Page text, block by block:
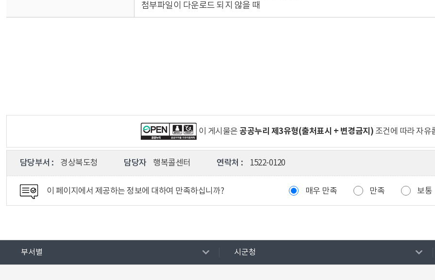
첨부파일이 다운로드 되지 않을 때
이 게시물은 공공누리 제3유형(출처표시 + 변경금지) 조건에 따라 자유
담당부서 : 경상북도청 담당자 행복콜센터 연락처 : 1522-0120
이 페이지에서 제공하는 정보에 대하여 만족하십니까? 매우 만족 만족 보통
부서별 시군청